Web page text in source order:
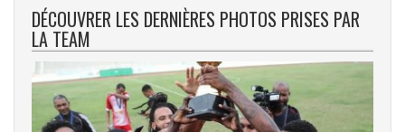
DÉCOUVRER LES DERNIÈRES PHOTOS PRISES PAR
LA TEAM